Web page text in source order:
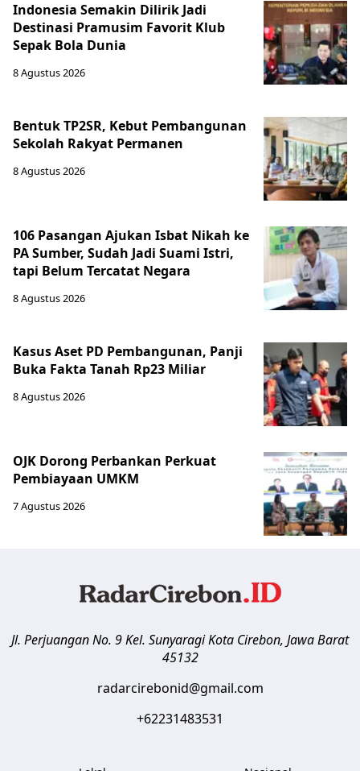
Indonesia Semakin Dilirik Jadi
Destinasi Pramusim Favorit Klub
Sepak Bola Dunia
8 Agustus 2026
Bentuk TP2SR, Kebut Pembangunan
Sekolah Rakyat Permanen
8 Agustus 2026
106 Pasangan Ajukan Isbat Nikah ke
PA Sumber, Sudah Jadi Suami Istri,
tapi Belum Tercatat Negara
8 Agustus 2026
Kasus Aset PD Pembangunan, Panji
Buka Fakta Tanah Rp23 Miliar
8 Agustus 2026
OJK Dorong Perbankan Perkuat
Pembiayaan UMKM
7 Agustus 2026
Jl. Perjuangan No. 9 Kel. SunyaragiKota Cirebon, Jawa Barat
45132
radarcirebonid@gmail.com
+62231483531